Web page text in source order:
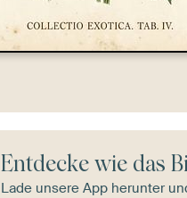
Entdecke wie das
Lade unsere App herunter